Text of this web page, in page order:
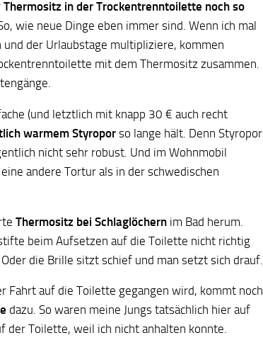
Thermositz in der Trockentrenntoilette noch so
wie neue Dinge eben immer sind. Wenn ich mal
und der Urlaubstage multipliziere, kommen
mit dem Thermositz zusammen.
(und letztlich mit knapp 30 € auch recht
warmem Styroporso lange hält. Denn Styropor
nicht sehr robust. Und im Wohnmobil
andere Tortur als in der schwedischen
Thermositz bei Schlaglöchern im Bad herum.
beim Aufsetzen auf die Toilette nicht richtig
die Brille sitzt schief und man setzt sich drauf.
Fahrt auf die Toilette gegangen wird, kommt noch
dazu. So waren meine Jungs tatsächlich hier auf
der Toilette, weil ich nicht anhalten konnte.